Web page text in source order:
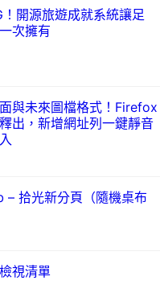
開源旅遊成就系統讓足
次擁有
與未來圖檔格式！Firefox
出，新增網址列一鍵靜音
拾光新分頁（隨機桌布
視清單